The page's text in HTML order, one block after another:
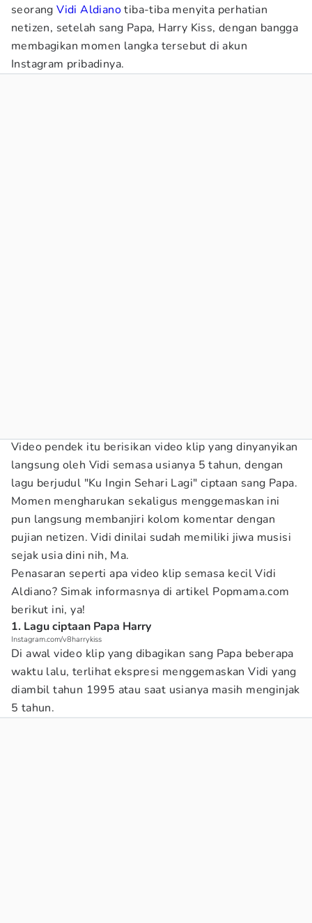
seorangVidi Aldianotiba-tiba menyita perhatian
netizen, setelah sang Papa, Harry Kiss, dengan bangga
membagikan momen langka tersebut di akun
Instagram pribadinya.
Video pendek itu berisikan video klip yang dinyanyikan
langsung oleh Vidi semasa usianya 5 tahun, dengan
lagu berjudul "Ku Ingin Sehari Lagi" ciptaan sang Papa.
Momen mengharukan sekaligus menggemaskan ini
pun langsung membanjiri kolom komentar dengan
pujian netizen. Vidi dinilai sudah memiliki jiwa musisi
sejak usia dini nih, Ma.
Penasaran seperti apa video klip semasa kecil Vidi
Aldiano? Simak informasnya di artikel Popmama.com
berikut ini, ya!
1. Lagu ciptaan Papa Harry
Instagram.com/v8harrykiss
Di awal video klip yang dibagikan sang Papa beberapa
waktu lalu, terlihat ekspresi menggemaskan Vidi yang
diambil tahun 1995 atau saat usianya masih menginjak
5 tahun.